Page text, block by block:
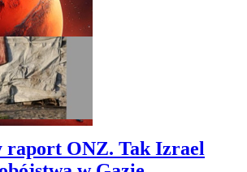
raport ONZ. Tak Izrael